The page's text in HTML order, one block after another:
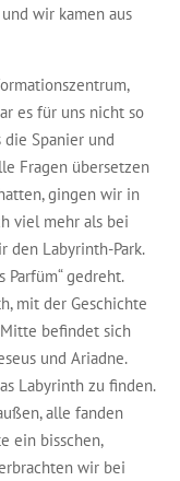
wir kamen aus
es für uns nicht so
Spanier und
Fragen übersetzen
gingen wir in
viel mehr als bei
den Labyrinth-Park.
Parfüm“ gedreht.
mit der Geschichte
befindet sich
und Ariadne.
Labyrinth zu finden.
alle fanden
ein bisschen,
wir bei